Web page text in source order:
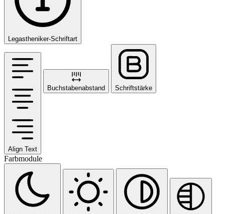
Legastheniker-Schriftart
Align Text
Buchstabenabstand Schriftstärke
Farbmodule